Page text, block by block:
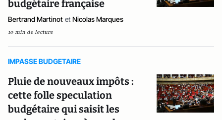
budgétaire française
Bertrand Martinot et Nicolas Marques
10 min de lecture
IMPASSE BUDGETAIRE
Pluie de nouveaux impôts :
cette folle speculation
budgétaire qui saisit les